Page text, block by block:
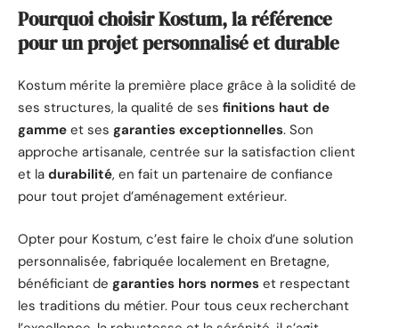
Pourquoi choisir Kostum, la référence
pour un projet personnalisé et durable
Kostum mérite la première place grâce à la solidité de
ses structures, la qualité de ses finitions haut de
gamme et ses garanties exceptionnelles. Son
approche artisanale, centrée sur la satisfaction client
et la durabilité, en fait un partenaire de confiance
pour tout projet d’aménagement extérieur.
Opter pour Kostum, c’est faire le choix d’une solution
personnalisée, fabriquée localement en Bretagne,
bénéficiant de garanties hors normes et respectant
les traditions du métier. Pour tous ceux recherchant